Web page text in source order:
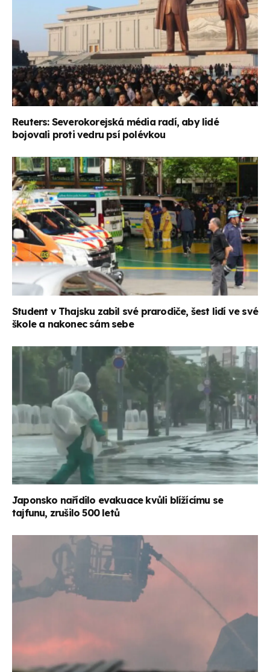
Reuters: Severokorejská média radí, aby lidé
bojovali proti vedru psí polévkou
Student v Thajsku zabil své prarodiče, šest lidí ve své
škole a nakonec sám sebe
Japonsko nařídilo evakuace kvůli blížícímu se
tajfunu, zrušilo 500 letů